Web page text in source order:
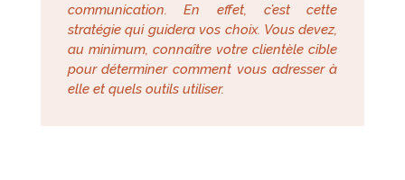
communication. En effet, c’est cette
stratégie qui guidera vos choix. Vous devez,
au minimum, connaître votre clientèle cible
pour déterminer comment vous adresser à
elle et quels outils utiliser.